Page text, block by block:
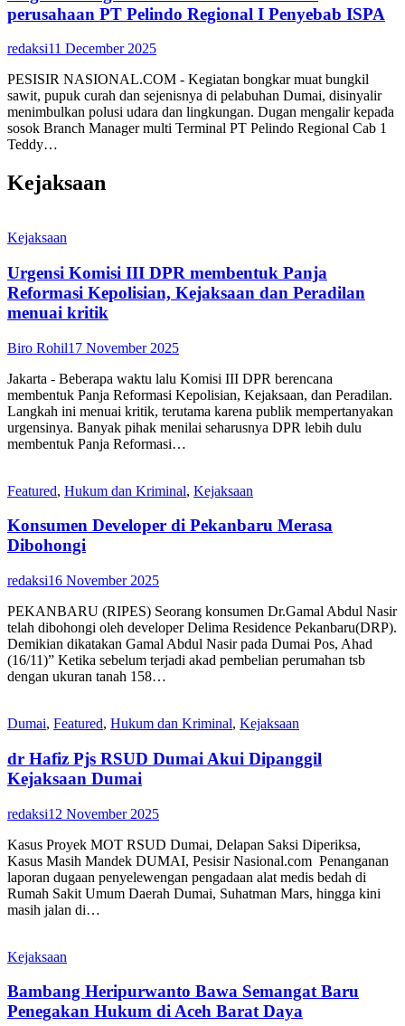
perusahaan PT Pelindo Regional I Penyebab ISPA
redaksi11 December 2025
PESISIR NASIONAL.COM - Kegiatan bongkar muat bungkil
sawit, pupuk curah dan sejenisnya di pelabuhan Dumai, disinyalir
menimbulkan polusi udara dan lingkungan. Dugan mengalir kepada
sosok Branch Manager multi Terminal PT Pelindo Regional Cab 1
Teddy…
Kejaksaan
Kejaksaan
Urgensi Komisi III DPR membentuk Panja
Reformasi Kepolisian, Kejaksaan dan Peradilan
menuai kritik
Biro Rohil17 November 2025
Jakarta - Beberapa waktu lalu Komisi III DPR berencana
membentuk Panja Reformasi Kepolisian, Kejaksaan, dan Peradilan.
Langkah ini menuai kritik, terutama karena publik mempertanyakan
urgensinya. Banyak pihak menilai seharusnya DPR lebih dulu
membentuk Panja Reformasi…
Featured, Hukum dan Kriminal, Kejaksaan
Konsumen Developer di Pekanbaru Merasa
Dibohongi
redaksi16 November 2025
PEKANBARU (RIPES) Seorang konsumen Dr.Gamal Abdul Nasir
telah dibohongi oleh developer Delima Residence Pekanbaru(DRP).
Demikian dikatakan Gamal Abdul Nasir pada Dumai Pos, Ahad
(16/11)” Ketika sebelum terjadi akad pembelian perumahan tsb
dengan ukuran tanah 158…
Dumai, Featured, Hukum dan Kriminal, Kejaksaan
dr Hafiz Pjs RSUD Dumai Akui Dipanggil
Kejaksaan Dumai
redaksi12 November 2025
Kasus Proyek MOT RSUD Dumai, Delapan Saksi Diperiksa,
Kasus Masih Mandek DUMAI, Pesisir Nasional.com Penanganan
laporan dugaan penyelewengan pengadaan alat medis bedah di
Rumah Sakit Umum Daerah Dumai, Suhatman Mars, hingga kini
masih jalan di…
Kejaksaan
Bambang Heripurwanto Bawa Semangat Baru
Penegakan Hukum di Aceh Barat Daya